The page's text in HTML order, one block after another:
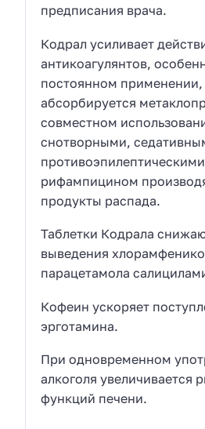
предписания врача.
Кодрал усиливает
антикоагулянтов,
постоянном применении,
абсорбируется
совместном
снотворными,
рифампицином
продукты распада.
Таблетки Кодрала
выведения
парацетамола
Кофеин ускоряет
эрготамина.
При одновременном
алкоголя увеличивается
функций печени.